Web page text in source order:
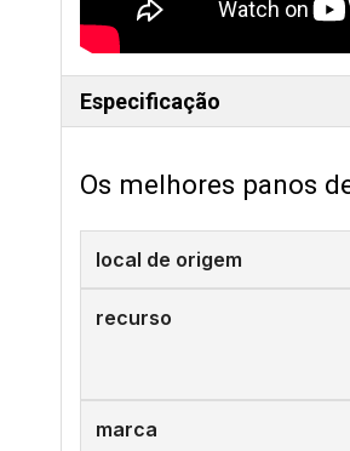
Especificação
Os melhores panos
local de origem
recurso
marca